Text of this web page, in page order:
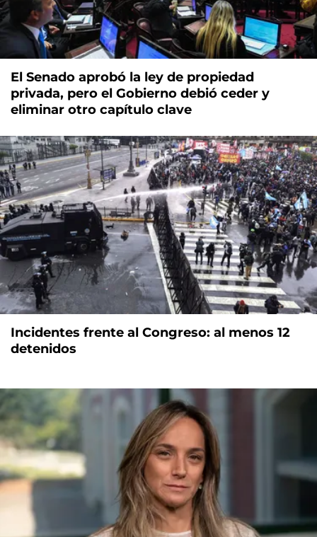
El Senado aprobó la ley de propiedad
privada, pero el Gobierno debió ceder y
eliminar otro capítulo clave
Incidentes frente al Congreso: al menos 12
detenidos